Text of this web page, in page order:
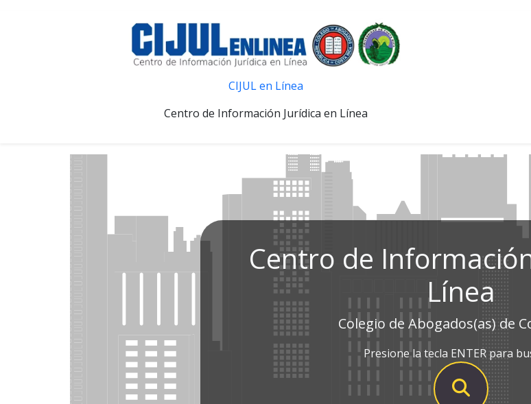
CIJUL en Línea
Centro de Información Jurídica en Línea
Centro de
Línea
Colegio de Abogados(as) de
Presione la tecla ENTER para